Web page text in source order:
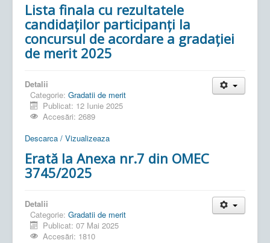
Lista finala cu rezultatele
candidaților participanți la
concursul de acordare a gradației
de merit 2025
Detalii
Categorie: Gradatii de merit
Publicat: 12 Iunie 2025
Accesări: 2689
Descarca / Vizualizeaza
Erată la Anexa nr.7 din OMEC
3745/2025
Detalii
Categorie: Gradatii de merit
Publicat: 07 Mai 2025
Accesări: 1810